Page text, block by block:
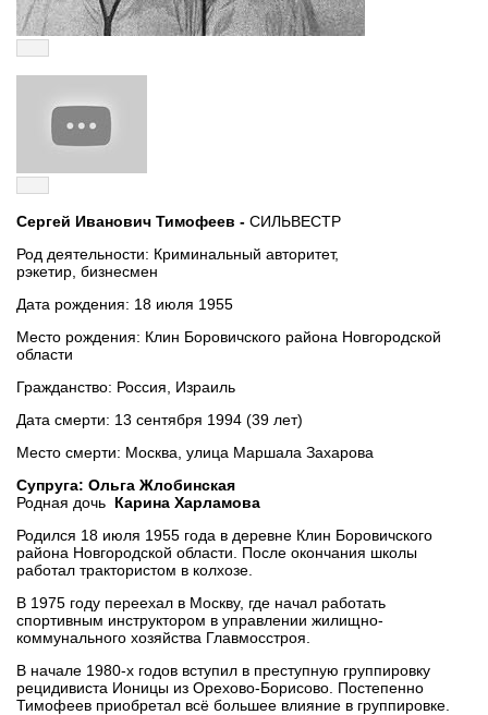
Сергей Иванович Тимофеев - СИЛЬВЕСТР
Род деятельности: Криминальный авторитет,
рэкетир, бизнесмен
Дата рождения: 18 июля 1955
Место рождения: Клин Боровичского района Новгородской
области
Гражданство: Россия, Израиль
Дата смерти: 13 сентября 1994 (39 лет)
Место смерти: Москва, улица Маршала Захарова
Супруга: Ольга Жлобинская
Родная дочь Карина Харламова
Родился 18 июля 1955 года в деревне Клин Боровичского
района Новгородской области. После окончания школы
работал трактористом в колхозе.
В 1975 году переехал в Москву, где начал работать
спортивным инструктором в управлении жилищно-
коммунального хозяйства Главмосстроя.
В начале 1980-х годов вступил в преступную группировку
рецидивиста Ионицы из Орехово-Борисово. Постепенно
Тимофеев приобретал всё большее влияние в группировке.